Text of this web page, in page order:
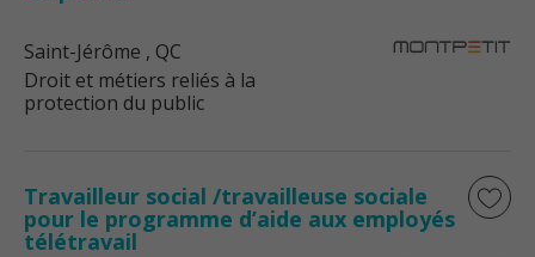
Saint-Jérôme , QC
Droit et métiers reliés à la
protection du public
Travailleur social /travailleuse sociale
pour le programme d’aide aux employés
télétravail